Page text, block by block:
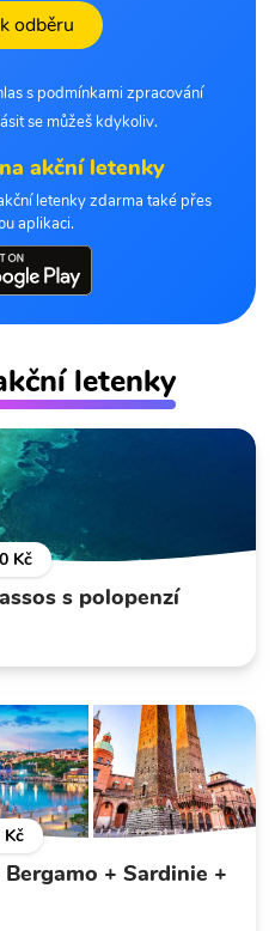
odběru
s podmínkami zpracování
se můžeš kdykoliv.
akční letenky
letenky zdarma také přes
aplikaci.
letenky
Kč
s polopenzí
Kč
+ Sardinie +